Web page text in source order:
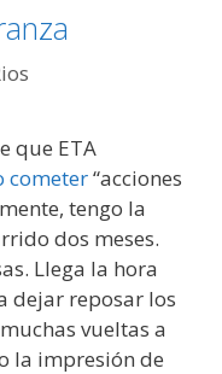
que ETA
cometer“acciones
tengo la
dos meses.
Llega la hora
dejar reposar los
vueltas a
la impresión de